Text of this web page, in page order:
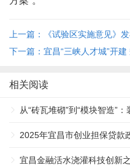
上一篇：《试验区实施意见》
解码 ...
下一篇：宜昌“三峡人才城”开
相关阅读
从“砖瓦堆砌”到“模块智造”
2025年宜昌市创业担保贷款
宜昌金融活水浇灌科技创新